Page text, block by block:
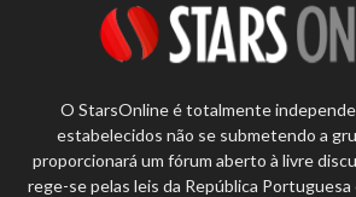
O StarsOnline é totalmente
estabelecidos não se submetendo a
proporcionará um fórum aberto à livre
rege-se pelas leis da República Portuguesa